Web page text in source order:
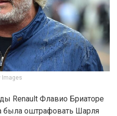
Images
Renault Флавио Бриаторе
была оштрафовать Шарля